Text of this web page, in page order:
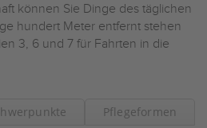
können Sie Dinge des täglichen
hundert Meter entfernt stehen
3, 6 und 7 für Fahrten in die
Pflegeformen